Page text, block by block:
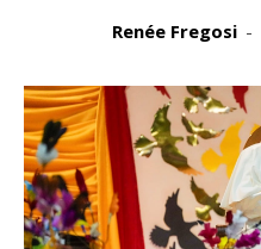
Renée Fregosi -